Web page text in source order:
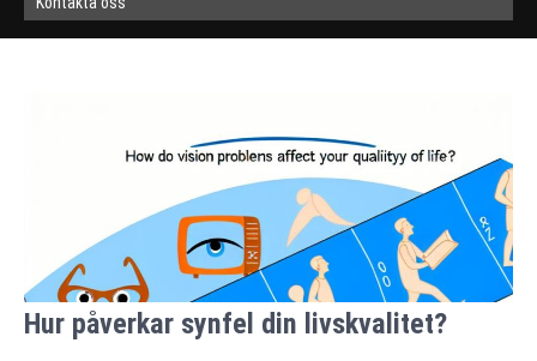
Hur påverkar synfel din livskvalitet?